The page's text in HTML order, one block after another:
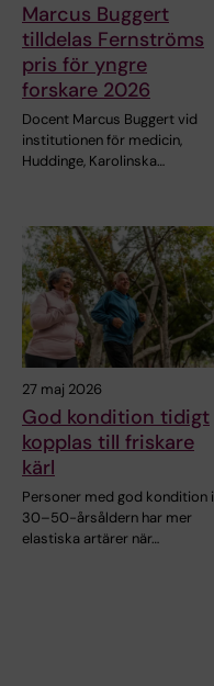
Marcus Buggert
tilldelas Fernströms
pris för yngre
forskare 2026
Docent Marcus Buggert vid
institutionen för medicin,
Huddinge, Karolinska…
27 maj 2026
God kondition tidigt
kopplas till friskare
kärl
Personer med god kondition i
30–50-årsåldern har mer
elastiska artärer när…